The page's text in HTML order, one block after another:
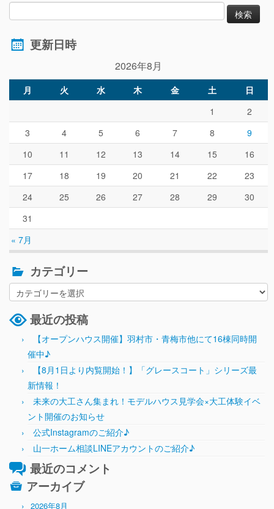
更新日時
2026年8月
月 火 水 木 金 土 日
« 7月
1
2
3
4 5 6 7 8
9
10
11 12 13 14 15
16
17
18 19 20 21 22
23
24
25 26 27 28 29
30
31
カテゴリー
最近の投稿
【オープンハウス開催】羽村市・青梅市他にて16棟同時開
催中♪
【8月1日より内覧開始！】「グレースコート」シリーズ最
新情報！
未来の大工さん集まれ！モデルハウス見学会×大工体験イベ
ント開催のお知らせ
公式Instagramのご紹介♪
山一ホーム相談LINEアカウントのご紹介♪
最近のコメント
アーカイブ
2026年8月